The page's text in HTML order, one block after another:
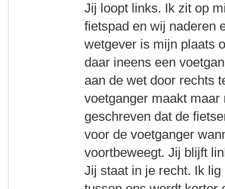
Jij loopt links. Ik zit op
fietspad en wij naderen
wetgever is mijn plaats
daar ineens een
aan de wet door rechts
voetganger maakt
geschreven dat de
voor de voetganger
voortbeweegt. Jij blijft
Jij staat in je recht. Ik